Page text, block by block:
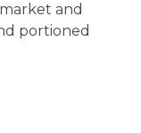
and
portioned